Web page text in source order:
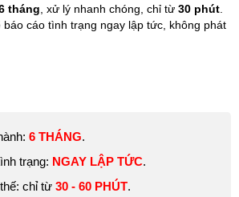
tháng , xử lý nhanh chóng, chỉ từ 30 phút
cáo tình trạng ngay lập tức, không phát
thoại OPPO của bạn không thể chụp ảnh,
nét,… Lúc này, bạn cần phải thay camera
6 THÁNG.
trạng: NGAY LẬP TỨC.
chỉ từ 30 - 60 PHÚT.